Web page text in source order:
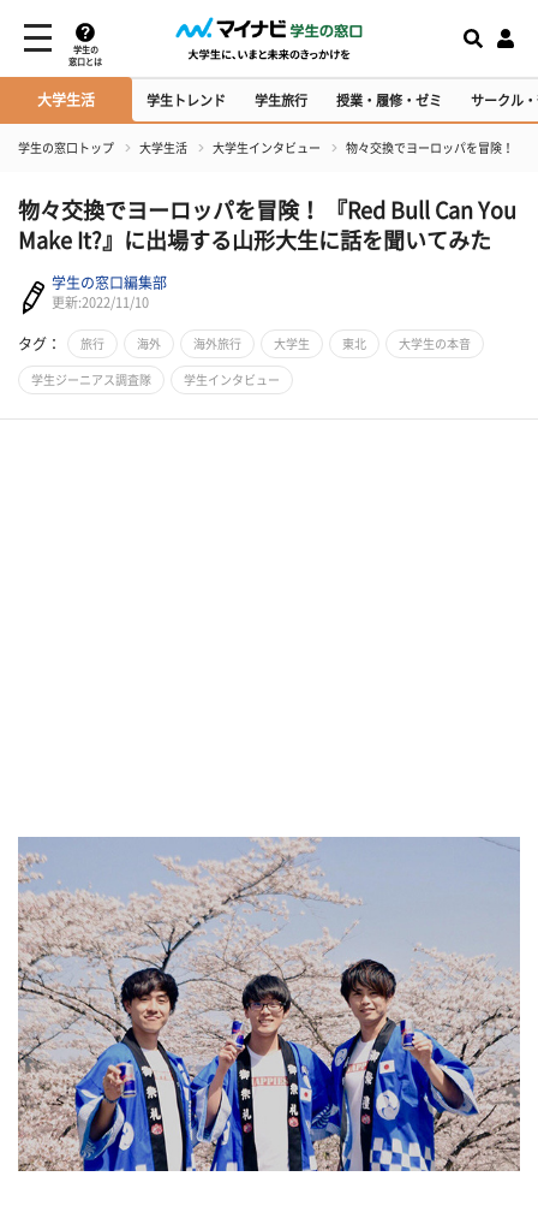
学生の
窓口とは
大学生活 学生トレンド 学生旅行 授業・履修・ゼミ サークル
学生の窓口トップ 大学生活 大学生インタビュー 物々交換でヨーロッパを冒険！ 『
​物々交換でヨーロッパを冒険！ 『Red Bull Can You
Make It?』に出場する山形大生に話を聞いてみた
学生の窓口編集部
更新:2022/11/10
タグ： 旅行 海外 海外旅行 大学生 東北 大学生の本音
学生ジーニアス調査隊 学生インタビュー